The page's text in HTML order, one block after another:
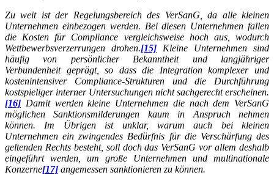
Zu weit ist der Regelungsbereich des VerSanG, da alle kleinen
Unternehmen einbezogen werden. Bei diesen Unternehmen fallen
die Kosten für Compliance vergleichsweise hoch aus, wodurch
Wettbewerbsverzerrungen drohen.[15] Kleine Unternehmen sind
häufig von persönlicher Bekanntheit und langjähriger
Verbundenheit geprägt, so dass die Integration komplexer und
kostenintensiver Compliance-Strukturen und die Durchführung
kostspieliger interner Untersuchungen nicht sachgerecht erscheinen.
[16] Damit werden kleine Unternehmen die nach dem VerSanG
möglichen Sanktionsmilderungen kaum in Anspruch nehmen
können. Im Übrigen ist unklar, warum auch bei kleinen
Unternehmen ein zwingendes Bedürfnis für die Verschärfung des
geltenden Rechts besteht, soll doch das VerSanG vor allem deshalb
eingeführt werden, um große Unternehmen und multinationale
Konzerne[17] angemessen sanktionieren zu können.